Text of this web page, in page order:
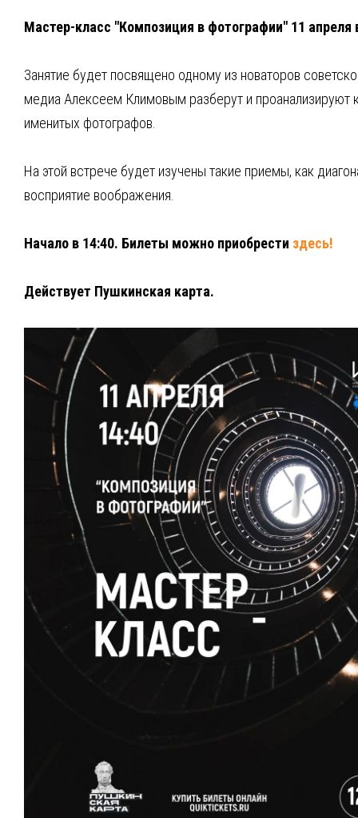
Мастер-класс "Композиция в фотографии" 11
Занятие будет посвящено одному из новаторов
медиа Алексеем Климовым разберут и проанализируют
именитых фотографов.
На этой встрече будет изучены такие приемы, как
восприятие воображения.
Начало в 14:40. Билеты можно приобрести здесь!
Действует Пушкинская карта.